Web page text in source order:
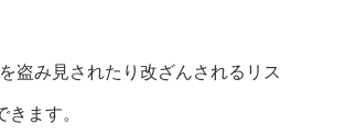
盗み見されたり改ざんされるリス
ます。